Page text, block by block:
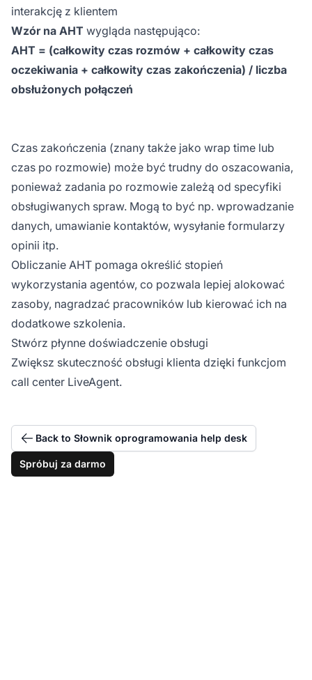
interakcję z klientem
Wzór na AHT wygląda następująco:
AHT = (całkowity czas rozmów + całkowity czas
oczekiwania + całkowity czas zakończenia) / liczba
obsłużonych połączeń
Czas zakończenia (znany także jako wrap time lub
czas po rozmowie) może być trudny do oszacowania,
ponieważ zadania po rozmowie zależą od specyfiki
obsługiwanych spraw. Mogą to być np. wprowadzanie
danych, umawianie kontaktów, wysyłanie formularzy
opinii itp.
Obliczanie AHT pomaga określić stopień
wykorzystania agentów, co pozwala lepiej alokować
zasoby, nagradzać pracowników lub kierować ich na
dodatkowe szkolenia.
Stwórz płynne doświadczenie obsługi
Zwiększ skuteczność obsługi klienta dzięki funkcjom
call center LiveAgent.
Back to Słownik oprogramowania help desk
Spróbuj za darmo